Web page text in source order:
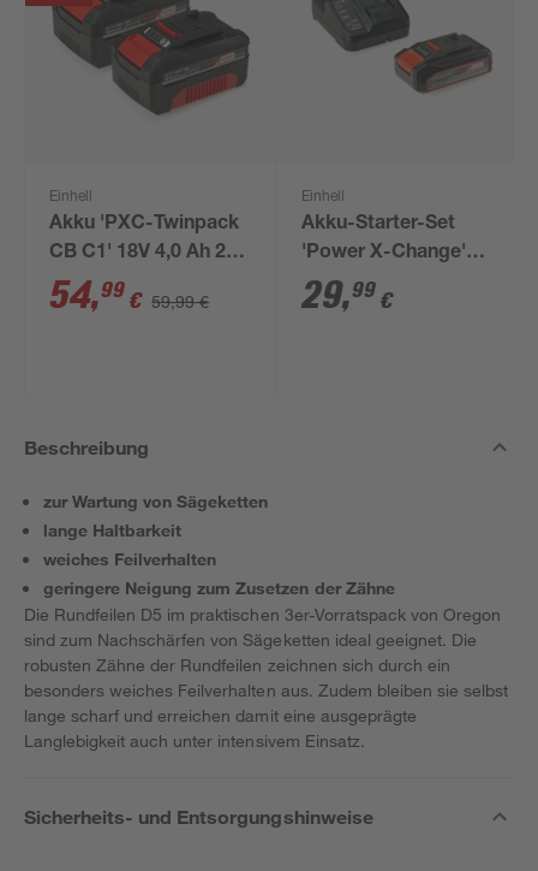
Einhell
Akku 'PXC-Twinpack
CB C1' 18V 4,0 Ah 2
Stück
54,99 € 59,99 €
Einhell
Akku-Starter-Set
'Power X-Change'
Ladegerät und Akku
18 V 2,5 Ah
29,99 €
Beschreibung
zur Wartung von Sägeketten
lange Haltbarkeit
weiches Feilverhalten
geringere Neigung zum Zusetzen der Zähne
Die Rundfeilen D5 im praktischen 3er-Vorratspack von Oregon
sind zum Nachschärfen von Sägeketten ideal geeignet. Die
robusten Zähne der Rundfeilen zeichnen sich durch ein
besonders weiches Feilverhalten aus. Zudem bleiben sie selbst
lange scharf und erreichen damit eine ausgeprägte
Langlebigkeit auch unter intensivem Einsatz.
Sicherheits- und Entsorgungshinweise